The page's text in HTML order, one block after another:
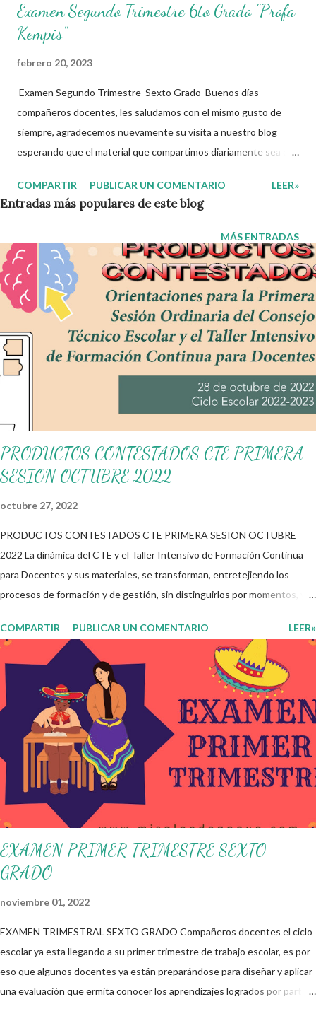
Examen Segundo Trimestre 6to Grado "Profa
Kempis"
febrero 20, 2023
Examen Segundo Trimestre Sexto Grado Buenos días
compañeros docentes, les saludamos con el mismo gusto de
siempre, agradecemos nuevamente su visita a nuestro blog
esperando que el material que compartimos diariamente sea de
compartir con ustedes este increíble Examen correspomdiente
al Segundo Trimestre del presente ciclo escolar, que sin duda
alguna les ayudará a complementar el material que ya tengan
preparado para el periodo de evaluaciones. Esperamos sean de
gran utilidad para docentes y alumnos. Con mucho entusiasmo
agradecemos a los autores de este grandioso material.
Recordamos también que nosotros únicamente lo compartimos
con fines informativos y educativos en nuestra labor como
agentes de la educación. 👏 Obtén Examen aquí 👇👇 Examen
Segundo Trimestre 6to Grado
COMPARTIR PUBLICAR UN COMENTARIO LEER»
MÁS ENTRADAS
Entradas más populares de este blog
PRODUCTOS CONTESTADOS CTE PRIMERA
SESION OCTUBRE 2022
octubre 27, 2022
PRODUCTOS CONTESTADOS CTE PRIMERA SESION OCTUBRE
2022 La dinámica del CTE y el Taller Intensivo de Formación Continua
para Docentes y sus materiales, se transforman, entretejiendo los
procesos de formación y de gestión, sin distinguirlos por momentos, y
genérico y no está diferenciado por niveles educativos. Desde la
flexibilidad en la que se concibe el CTE y en correspondencia con la
Nueva Escuela Mexicana, se propone que el colectivo docente tome
decisiones sobre su organización, la gestión del tiempo acorde a las
necesidades de la escuela y las acciones que decidan emprender para
apropiarse y resignificar el Plan de Estudio dentro y fuera de este
espacio. En esta Primera Sesión Ordinaria se les invita a que
reflexionen y acuerden posibles acciones a realizar colaborativamente
en la escuela y con la comunidad, a fin de atender las problemáticas
identificadas. Compañeros docentes en est...
COMPARTIR PUBLICAR UN COMENTARIO LEER»
EXAMEN PRIMER TRIMESTRE SEXTO
GRADO
noviembre 01, 2022
EXAMEN TRIMESTRAL SEXTO GRADO Compañeros docentes el ciclo
escolar ya esta llegando a su primer trimestre de trabajo escolar, es por
eso que algunos docentes ya están preparándose para diseñar y aplicar
una evaluación que ermita conocer los aprendizajes logrados por parte